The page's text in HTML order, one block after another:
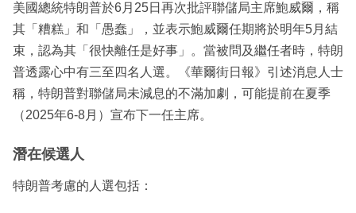
區
美國總統特朗普於6月25日再次批評聯儲局主席鮑威爾，稱
其「糟糕」和「愚蠢」，並表示鮑威爾任期將於明年5月結
束，認為其「很快離任是好事」。當被問及繼任者時，特朗
普透露心中有三至四名人選。《華爾街日報》引述消息人士
稱，特朗普對聯儲局未減息的不滿加劇，可能提前在夏季
（2025年6-8月）宣布下一任主席。
潛在候選人
特朗普考慮的人選包括：